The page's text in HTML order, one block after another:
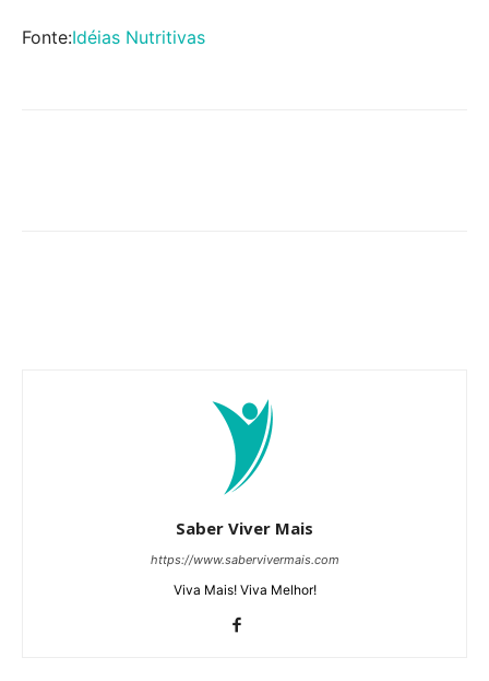
Fonte:Idéias Nutritivas
Saber Viver Mais
https://www.sabervivermais.com
Viva Mais! Viva Melhor!